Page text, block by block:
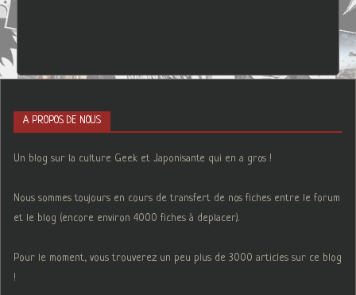
A PROPOS DE NOUS
Un blog sur la culture Geek et Japonisante qui en a gros !
Nous sommes toujours en cours de transfert de nos fiches entre le forum
et le blog (encore environ 4000 fiches à deplacer).
Pour le moment, vous trouverez un peu plus de 3000 articles sur ce blog
!